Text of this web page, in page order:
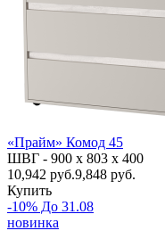
«Прайм» Комод 45
ШВГ - 900 х 803 х 400
10,942 руб.9,848 руб.
Купить
-10% До 31.08
новинка